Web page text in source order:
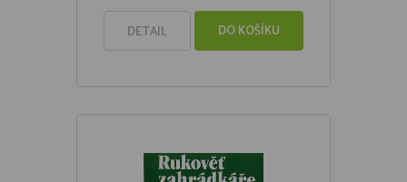
DETAIL DO KOŠÍKU